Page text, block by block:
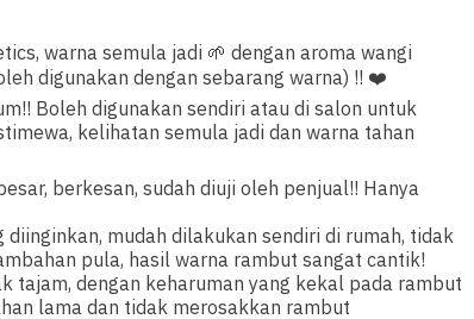
warna semula jadi 🌱 dengan aroma wangi
digunakan dengan sebarang warna) !! ❤️
Boleh digunakan sendiri atau di salon untuk
kelihatan semula jadi dan warna tahan
berkesan, sudah diuji oleh penjual!! Hanya
mudah dilakukan sendiri di rumah, tidak
pula, hasil warna rambut sangat cantik!
tajam, dengan keharuman yang kekal pada rambut
lama dan tidak merosakkan rambut